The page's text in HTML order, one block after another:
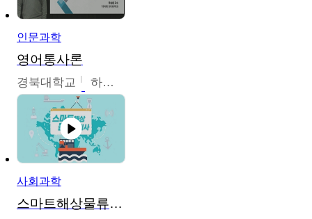
인문과학
영어통사론
경북대학교 하승완
사회과학
스마트해상물류관리사 교육과정2